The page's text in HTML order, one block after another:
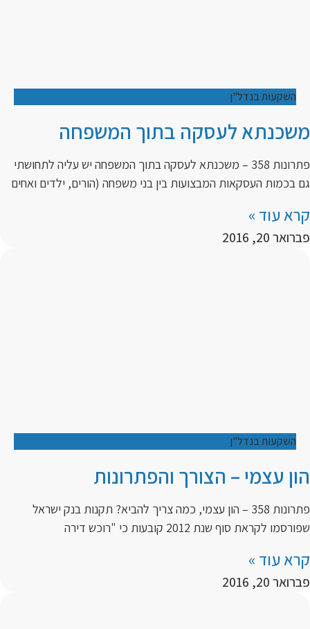
השקעות בנדל"ן
משכנתא לעסקה בתוך המשפחה
פתרונות 358 – משכנתא לעסקה בתוך המשפחה יש עליה לתחושתי
גם בכמות העסקאות המבצועות בין בני משפחה (הורים, ילדים ואחים
קרא עוד »
פברואר 20, 2016
השקעות בנדל"ן
הון עצמי – הצורך והפתרונות
פתרונות 358 – הון עצמי, כמה צריך להביא? תקנות בנק ישראל
שפורסמו לקראת סוף שנת 2012 קובעות כי "רוכש דירה
קרא עוד »
פברואר 20, 2016